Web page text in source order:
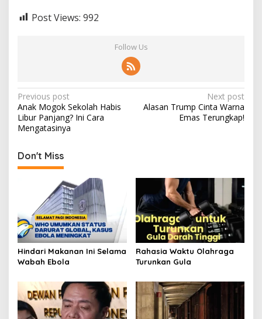
Post Views: 992
Follow Us
Post
navigation
Previous post
Anak Mogok Sekolah Habis
Libur Panjang? Ini Cara
Mengatasinya
Next post
Alasan Trump Cinta Warna
Emas Terungkap!
Don't Miss
Hindari Makanan Ini Selama
Wabah Ebola
Rahasia Waktu Olahraga
Turunkan Gula